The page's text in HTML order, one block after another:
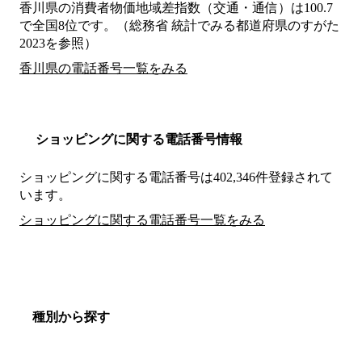
香川県の消費者物価地域差指数（交通・通信）は100.7
で全国8位です。（総務省 統計でみる都道府県のすがた
2023を参照）
香川県の電話番号一覧をみる
ショッピングに関する電話番号情報
ショッピングに関する電話番号は402,346件登録されて
います。
ショッピングに関する電話番号一覧をみる
種別から探す